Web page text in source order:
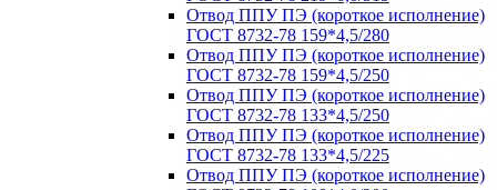
Отвод ППУ ПЭ (короткое исполнение)
ГОСТ 8732-78 159*4,5/280
Отвод ППУ ПЭ (короткое исполнение)
ГОСТ 8732-78 159*4,5/250
Отвод ППУ ПЭ (короткое исполнение)
ГОСТ 8732-78 133*4,5/250
Отвод ППУ ПЭ (короткое исполнение)
ГОСТ 8732-78 133*4,5/225
Отвод ППУ ПЭ (короткое исполнение)